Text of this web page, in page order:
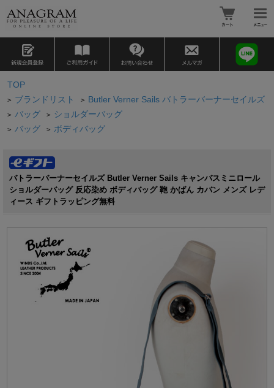
TOP
> ブランドリスト > Butler Verner Sails バトラーバーナーセイルズ
> バッグ > ショルダーバッグ
> バッグ > ボディバッグ
バトラーバーナーセイルズ Butler Verner Sails キャンバスミニロール
ショルダーバッグ 反応染め ボディバッグ 鞄 かばん カバン メンズ レデ
ィース ギフトラッピング無料